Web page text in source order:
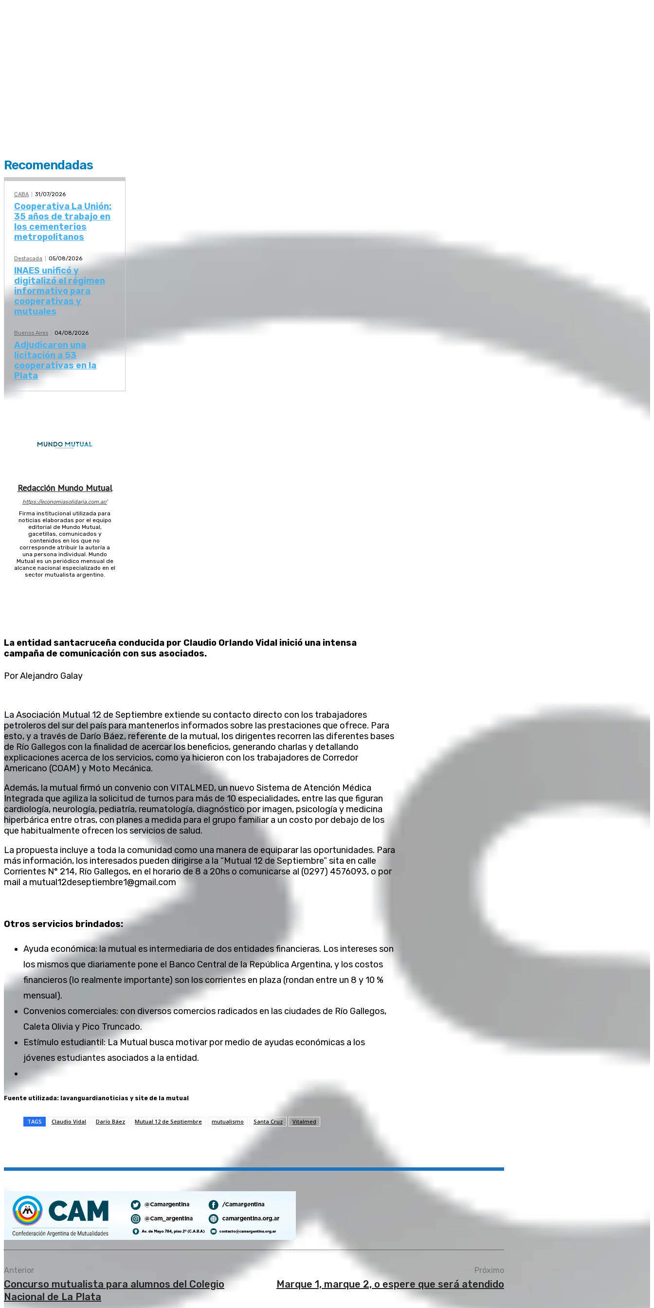
Recomendadas
CABA 31/07/2026
Cooperativa La Unión:
35 años de trabajo en
los cementerios
metropolitanos
Destacada 05/08/2026
INAES unificó y
digitalizó el régimen
informativo para
cooperativas y
mutuales
Buenos Aires 04/08/2026
Adjudicaron una
licitación a 53
cooperativas en la
Plata
Redacción Mundo Mutual
https://economiasolidaria.com.ar/
Firma institucional utilizada para
noticias elaboradas por el equipo
editorial de Mundo Mutual,
gacetillas, comunicados y
contenidos en los que no
corresponde atribuir la autoría a
una persona individual. Mundo
Mutual es un periódico mensual de
alcance nacional especializado en el
sector mutualista argentino.
La entidad santacruceña conducida por Claudio Orlando Vidal inició una intensa
campaña de comunicación con sus asociados.
Por Alejandro Galay
La Asociación Mutual 12 de Septiembre extiende su contacto directo con los trabajadores
petroleros del sur del país para mantenerlos informados sobre las prestaciones que ofrece. Para
esto, y a través de Darío Báez, referente de la mutual, los dirigentes recorren las diferentes bases
de Río Gallegos con la finalidad de acercar los beneficios, generando charlas y detallando
explicaciones acerca de los servicios, como ya hicieron con los trabajadores de Corredor
Americano (COAM) y Moto Mecánica.
Además, la mutual firmó un convenio con VITALMED, un nuevo Sistema de Atención Médica
Integrada que agiliza la solicitud de turnos para más de 10 especialidades, entre las que figuran
cardiología, neurología, pediatría, reumatología, diagnóstico por imagen, psicología y medicina
hiperbárica entre otras, con planes a medida para el grupo familiar a un costo por debajo de los
que habitualmente ofrecen los servicios de salud.
La propuesta incluye a toda la comunidad como una manera de equiparar las oportunidades. Para
más información, los interesados pueden dirigirse a la “Mutual 12 de Septiembre” sita en calle
Corrientes N° 214, Río Gallegos, en el horario de 8 a 20hs o comunicarse al (0297) 4576093, o por
mail a mutual12deseptiembre1@gmail.com
Otros servicios brindados:
Ayuda económica: la mutual es intermediaria de dos entidades financieras. Los intereses son
los mismos que diariamente pone el Banco Central de la República Argentina, y los costos
financieros (lo realmente importante) son los corrientes en plaza (rondan entre un 8 y 10 %
mensual).
Convenios comerciales: con diversos comercios radicados en las ciudades de Río Gallegos,
Caleta Olivia y Pico Truncado.
Estímulo estudiantil: La Mutual busca motivar por medio de ayudas económicas a los
jóvenes estudiantes asociados a la entidad.
Fuente utilizada: lavanguardianoticias y site de la mutual
TAGS Claudio Vidal Darío Báez Mutual 12 de Septiembre mutualismo Santa Cruz Vitalmed
Anterior
Concurso mutualista para alumnos del Colegio
Nacional de La Plata
Próximo
Marque 1, marque 2, o espere que será atendido